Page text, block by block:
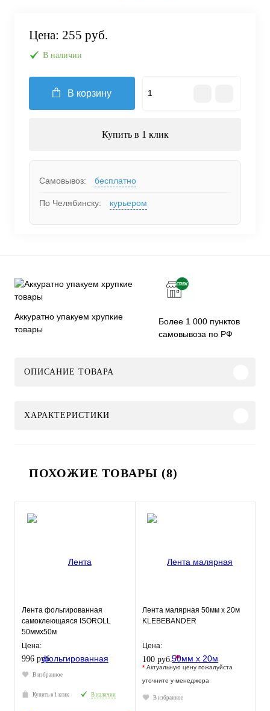
Цена: 255 руб.
В наличии
В корзину
Купить в 1 клик
Самовывоз: бесплатно
По Челябинску: курьером
Аккуратно упакуем хрупкие
товары
Более 1 000 пунктов
самовывоза по РФ
ОПИСАНИЕ ТОВАРА
ХАРАКТЕРИСТИКИ
ПОХОЖИЕ ТОВАРЫ (8)
Лента фольгированная
самоклеющаяся ISOROLL
50ммх50м
Цена:
996 руб.
В избранное
Купить в 1 клик В наличии
Лента малярная 50мм х 20м
KLEBEBANDER
Цена:
100 руб.*
* Актуальную цену пожалуйста
уточните у менеджера
В избранное